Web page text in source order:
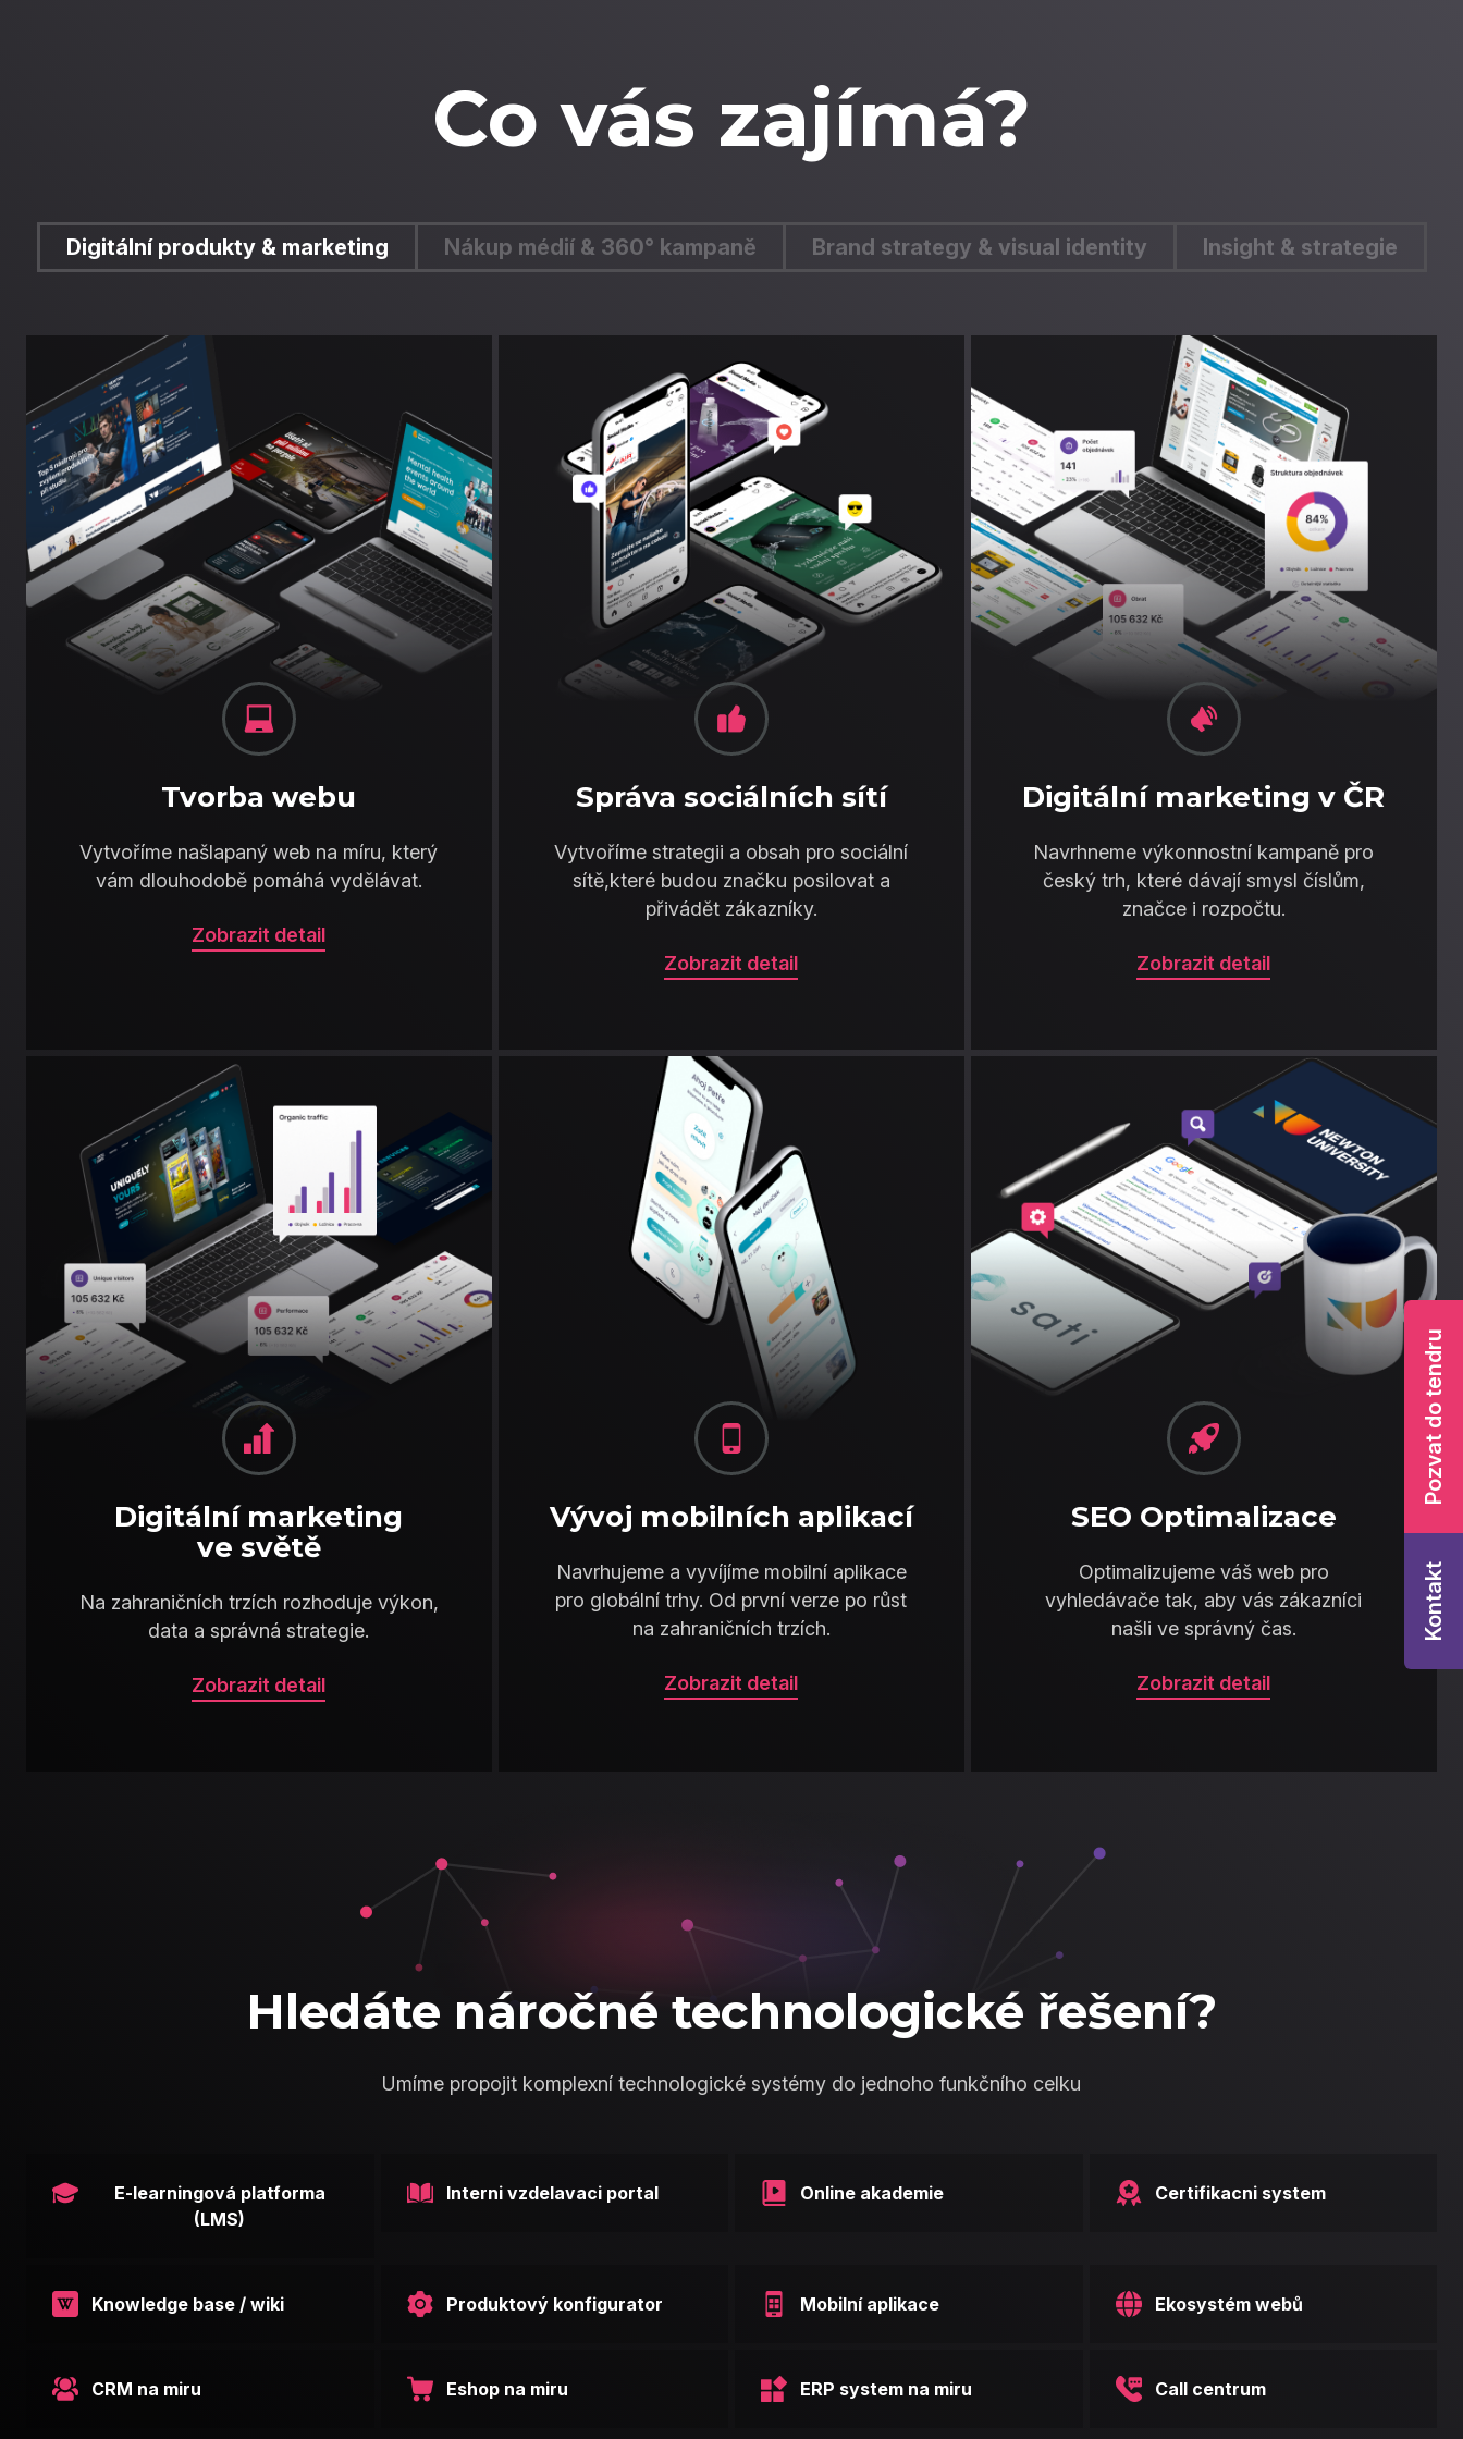
Co vás zajímá?
Digitální produkty & marketing Nákup médií & 360° kampaně Brand strategy & visual identity Insight & strategie
Tvorba webu
Vytvoříme našlapaný web na míru, který
vám dlouhodobě pomáhá vydělávat.
Zobrazit detail
Správa sociálních sítí
Vytvoříme strategii a obsah pro sociální
sítě,které budou značku posilovat a
přivádět zákazníky.
Zobrazit detail
Digitální marketing v ČR
Navrhneme výkonnostní kampaně pro
český trh, které dávají smysl číslům,
značce i rozpočtu.
Zobrazit detail
Digitální marketing
ve světě
Na zahraničních trzích rozhoduje výkon,
data a správná strategie.
Zobrazit detail
Vývoj mobilních aplikací
Navrhujeme a vyvíjíme mobilní aplikace
pro globální trhy. Od první verze po růst
na zahraničních trzích.
Zobrazit detail
SEO Optimalizace
Optimalizujeme váš web pro
vyhledávače tak, aby vás zákazníci
našli ve správný čas.
Zobrazit detail
Hledáte náročné technologické řešení?
Umíme propojit komplexní technologické systémy do jednoho funkčního celku
E-learningová platforma
(LMS)
Interni vzdelavaci portal Online akademie Certifikacni system
Knowledge base / wiki Produktový konfigurator Mobilní aplikace Ekosystém webů
CRM na miru Eshop na miru ERP system na miru Call centrum
Kontakt
Pozvat do tendru